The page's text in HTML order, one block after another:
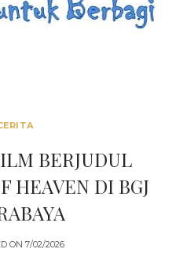
BERJUDUL
HEAVEN DI BGJ
ON 7/02/2026